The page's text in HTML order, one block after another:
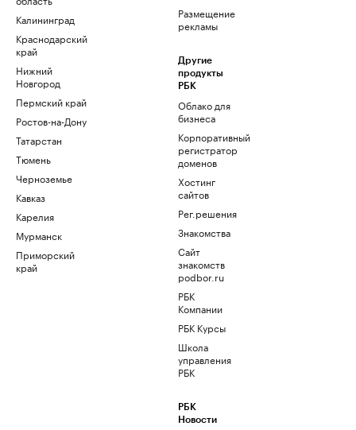
Калининград
Краснодарский
край
Нижний
Новгород
Пермский край
Ростов-на-Дону
Татарстан
Тюмень
Черноземье
Кавказ
Карелия
Мурманск
Приморский
край
Размещение
рекламы
Другие
продукты
РБК
Облако для
бизнеса
Корпоративный
регистратор
доменов
Хостинг
сайтов
Рег.решения
Знакомства
Сайт
знакомств
podbor.ru
РБК
Компании
РБК Курсы
Школа
управления
РБК
РБК
Новости